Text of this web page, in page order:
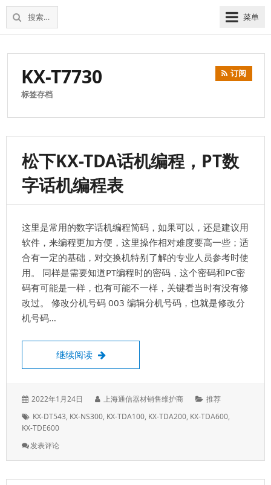
松
下
话
上
海
维
修
交
搜
索：
菜单
KX-T7730
标签存档
订阅
松下KX-TDA话机编程，PT数
字话机编程表
这里是常用的数字话机编程简码，如果可以，还是建议用
软件，来编程更加方便，这里操作相对难度要高一些；适
合有一定的基础，对交换机特别了解的专业人员参考时使
用。 同样是需要知道PT编程时的密码，这个密码和PC密
码有可能是一样，也有可能不一样，关键看当时有没有修
改过。 修改分机号码 003 编辑分机号码，也就是修改分
机号码…
继续阅读 松下KX-TDA话机编程，PT数字话机编程表
发
于：
2022年1月24日
作
上海通信器材销售维护商
分
推荐
标
签：
KX-DT543, KX-NS300, KX-TDA100, KX-TDA200, KX-TDA600,
KX-TDE600
发表评论: 松
TDA